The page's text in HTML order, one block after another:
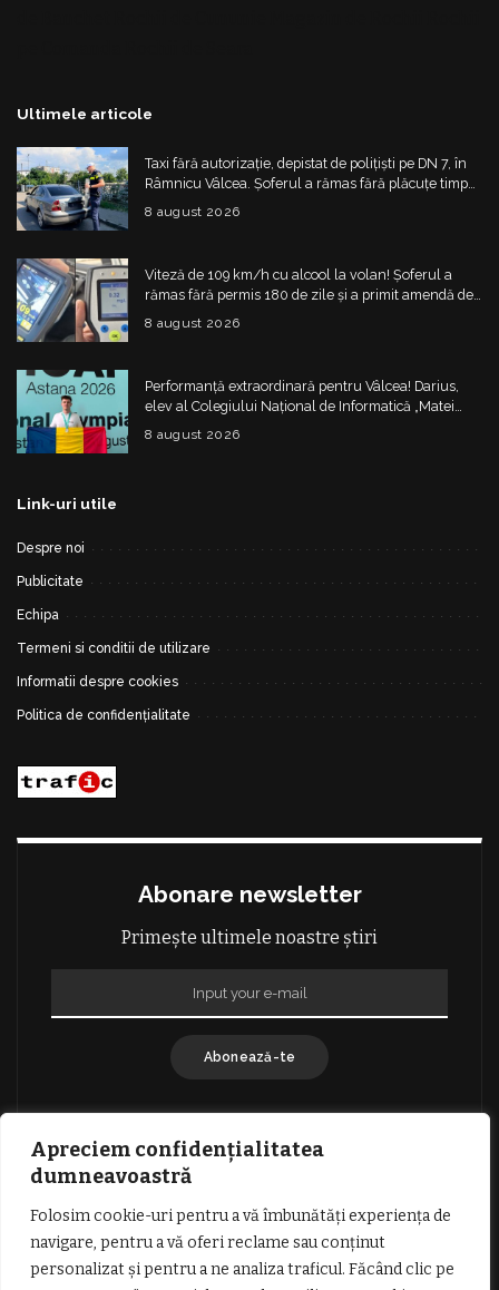
Apreciem confidențialitatea
dumneavoastră
Folosim cookie-uri pentru a vă îmbunătăți experiența de
navigare, pentru a vă oferi reclame sau conținut
personalizat și pentru a ne analiza traficul. Făcând clic pe
Ultimele articole
Taxi fără autorizație, depistat de polițiști pe DN 7, în
Râmnicu Vâlcea. Șoferul a rămas fără plăcuțe timp
de 6 luni
8 august 2026
Viteză de 109 km/h cu alcool la volan! Șoferul a
rămas fără permis 180 de zile și a primit amendă de
4.325 de lei
8 august 2026
Performanță extraordinară pentru Vâlcea! Darius,
elev al Colegiului Național de Informatică „Matei
Basarab”, a cucerit argintul la Olimpiada
Internațională de Inteligență Artificială
8 august 2026
Link-uri utile
Despre noi
Publicitate
Echipa
Termeni si conditii de utilizare
Informatii despre cookies
Politica de confidențialitate
Abonare newsletter
Primește ultimele noastre știri
Abonează-te
TERMENI SI CONDITII DE UTILIZARE
INFORMATII DESPRE COOKIES
DESPRE NOI